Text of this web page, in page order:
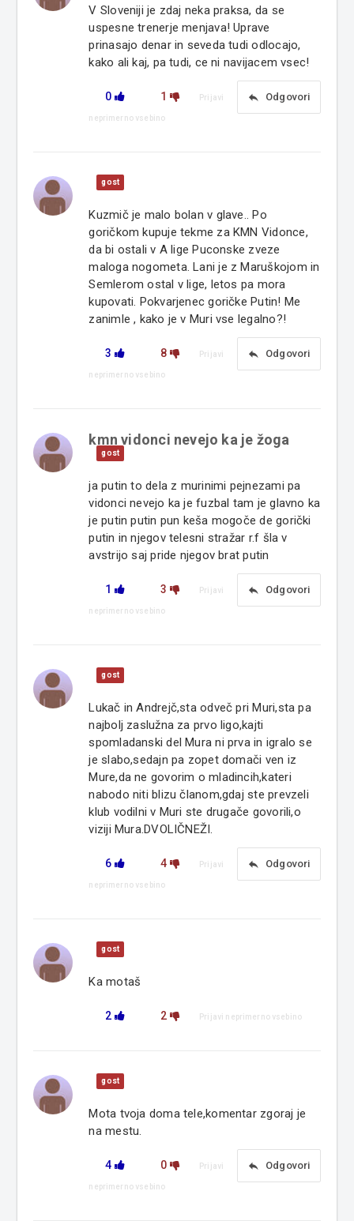
V Sloveniji je zdaj neka praksa, da se
uspesne trenerje menjava! Uprave
prinasajo denar in seveda tudi odlocajo,
kako ali kaj, pa tudi, ce ni navijacem vsec!
0 1 reply Odgovori
Prijavi
neprimerno vsebino
gost
Kuzmič je malo bolan v glave.. Po
goričkom kupuje tekme za KMN Vidonce,
da bi ostali v A lige Puconske zveze
maloga nogometa. Lani je z Maruškojom in
Semlerom ostal v lige, letos pa mora
kupovati. Pokvarjenec goričke Putin! Me
zanimle , kako je v Muri vse legalno?!
3 8 reply Odgovori
Prijavi
neprimerno vsebino
kmn vidonci nevejo ka je žoga
gost
ja putin to dela z murinimi pejnezami pa
vidonci nevejo ka je fuzbal tam je glavno ka
je putin putin pun keša mogoče de gorički
putin in njegov telesni stražar r.f šla v
avstrijo saj pride njegov brat putin
1 3 reply Odgovori
Prijavi
neprimerno vsebino
gost
Lukač in Andrejč,sta odveč pri Muri,sta pa
najbolj zaslužna za prvo ligo,kajti
spomladanski del Mura ni prva in igralo se
je slabo,sedajn pa zopet domači ven iz
Mure,da ne govorim o mladincih,kateri
nabodo niti blizu članom,gdaj ste prevzeli
klub vodilni v Muri ste drugače govorili,o
viziji Mura.DVOLIČNEŽI.
6 4 reply Odgovori
Prijavi
neprimerno vsebino
gost
Ka motaš
2 2 Prijavi neprimerno vsebino
gost
Mota tvoja doma tele,komentar zgoraj je
na mestu.
4 0 reply Odgovori
Prijavi
neprimerno vsebino